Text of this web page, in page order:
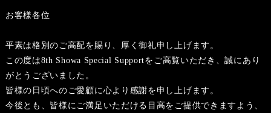
お客様各位
平素は格別のご高配を賜り、厚く御礼申し上げます。
この度は8th Showa Special Supportをご高覧いただき、誠にあり
がとうございました。
皆様の日頃へのご愛顧に心より感謝を申し上げます。
今後とも、皆様にご満足いただける目高をご提供できますよう、